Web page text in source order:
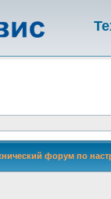
форум по